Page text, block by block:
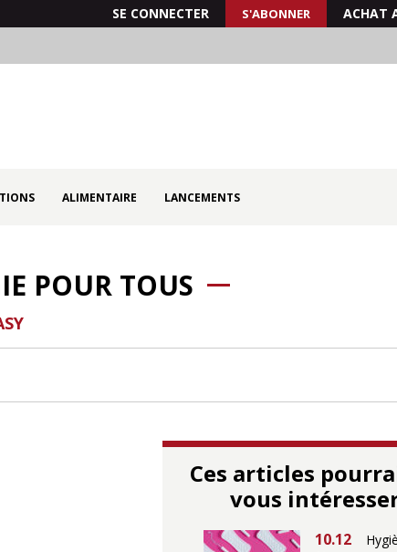
SE CONNECTER S'ABONNER ACHAT
ALIMENTAIRE LANCEMENTS
POUR TOUS
Ces articles
vous
10.12